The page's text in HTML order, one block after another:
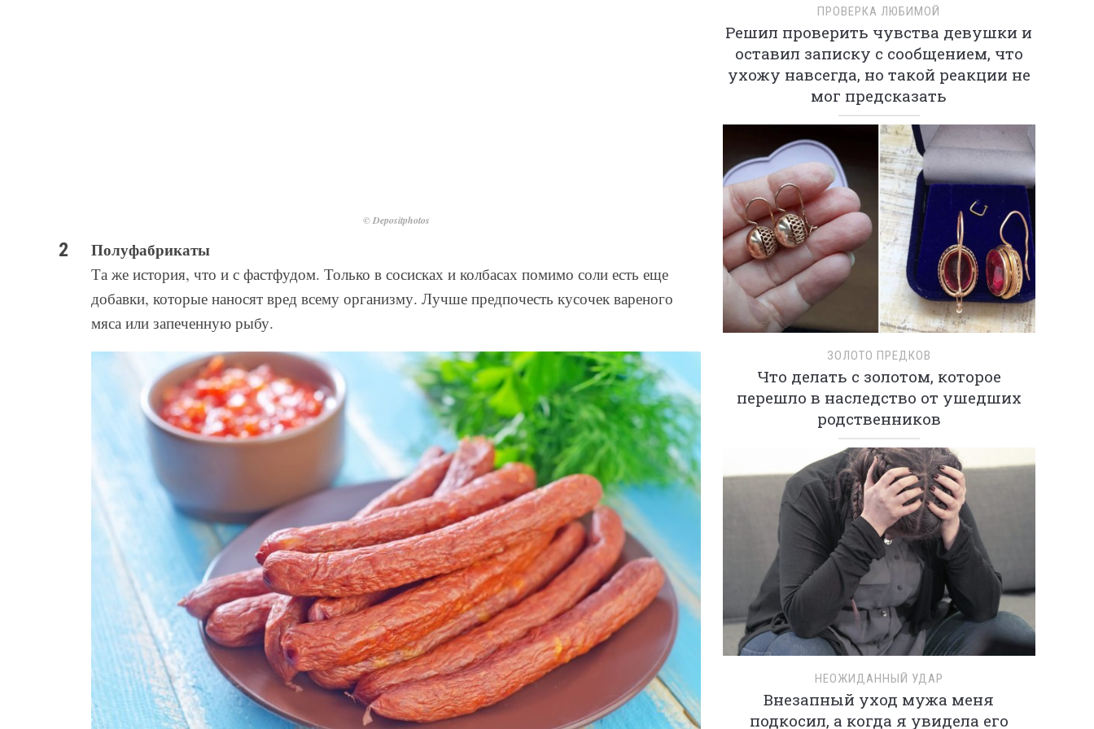
© Depositphotos
Полуфабрикаты
Та же история, что и с фастфудом. Только в сосисках и колбасах помимо соли есть еще
добавки, которые наносят вред всему организму. Лучше предпочесть кусочек вареного
мяса или запеченную рыбу.
ПРОВЕРКА ЛЮБИМОЙ
Решил проверить чувства девушки и
оставил записку с сообщением, что
ухожу навсегда, но такой реакции не
мог предсказать
ЗОЛОТО ПРЕДКОВ
Что делать с золотом, которое
перешло в наследство от ушедших
родственников
НЕОЖИДАННЫЙ УДАР
Внезапный уход мужа меня
подкосил, а когда я увидела его